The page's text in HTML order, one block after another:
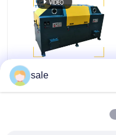
स्टील मेटल वायर 2m/S
पॉलिशिंग मशीन रॉड्स सैंडिंग
sale